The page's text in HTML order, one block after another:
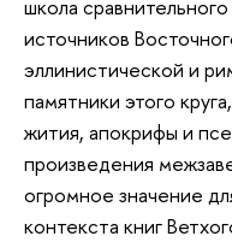
школа
источников
эллинистической и
памятники этого
жития, апокрифы и
произведения
огромное значение
контекста книг